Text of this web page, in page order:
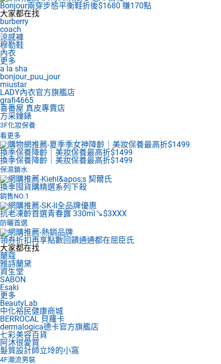
Bonjour兩穿步態平衡鞋折後$1680 賺170點
大家都在找
burberry
coach
涼感褲
穆勒鞋
內衣
更多
a la sha
bonjour_puu_jour
miustar
LADY內衣官方旗艦店
grafi4665
喜番屋 真皮專賣店
方采鐘錶
3F化妝保養
看更多
換季保養降齡｜美妝保養最高折$1499
換季保養降齡｜美妝保養最高折$1499
保濕鎖水
換季囤貨購精選系列下殺
銷售NO.1
抗老凍齡首選青春露 330ml↘$3XXX
防曬首選
領券折扣再享點數回饋通通都在屈臣氏
大家都在找
蘭蔻
雅詩蘭黛
資生堂
SABON
Esaki
更多
BeautyLab
中化裕民健康商城
BERROCAL 貝羅卡
dermalogica德卡官方旗艦店
七彩美容百貨
阿沐很愛買
髮質設計師立坽的小窩
4F潮流男裝